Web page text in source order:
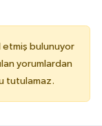
etmiş bulunuyor
yorumlardan
tutulamaz.